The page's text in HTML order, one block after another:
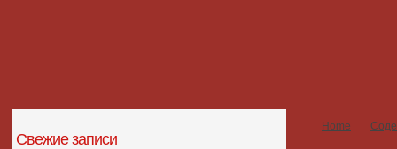
Свежие записи
Home